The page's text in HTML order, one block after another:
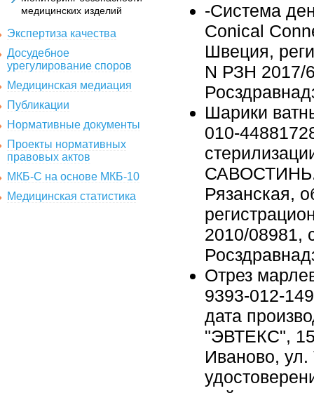
медицинских изделий
Экспертиза качества
Досудебное
урегулирование споров
Медицинская медиация
Публикации
Нормативные документы
Проекты нормативных
правовых актов
МКБ-С на основе МКБ-10
Медицинская статистика
-Система
Conical
Швеция,
N РЗН 2017/
Шарики
010-
Рязанская,
2010/08981,
Отрез
9393-012-
дата
"ЭВТЕКС",
Иваново, ул.